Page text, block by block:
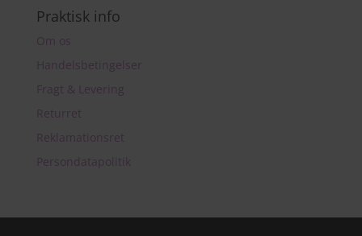
Praktisk info
Om os
Handelsbetingelser
Fragt & Levering
Returret
Reklamationsret
Persondatapolitik